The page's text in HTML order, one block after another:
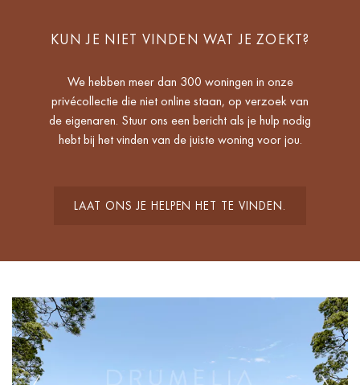
KUN JE NIET VINDEN WAT JE ZOEKT?
We hebben meer dan 300 woningen in onze
privécollectie die niet online staan, op verzoek van
de eigenaren. Stuur ons een bericht als je hulp nodig
hebt bij het vinden van de juiste woning voor jou.
LAAT ONS JE HELPEN HET TE VINDEN.